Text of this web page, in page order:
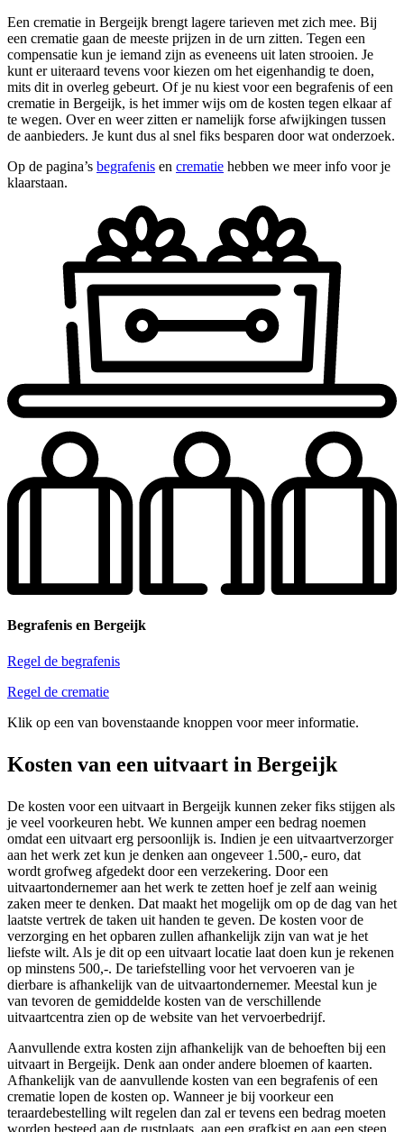
Een crematie in Bergeijk brengt lagere tarieven met zich mee. Bij
een crematie gaan de meeste prijzen in de urn zitten. Tegen een
compensatie kun je iemand zijn as eveneens uit laten strooien. Je
kunt er uiteraard tevens voor kiezen om het eigenhandig te doen,
mits dit in overleg gebeurt. Of je nu kiest voor een begrafenis of een
crematie in Bergeijk, is het immer wijs om de kosten tegen elkaar af
te wegen. Over en weer zitten er namelijk forse afwijkingen tussen
de aanbieders. Je kunt dus al snel fiks besparen door wat onderzoek.
Op de pagina’s begrafenis en crematie hebben we meer info voor je
klaarstaan.
Begrafenis en Bergeijk
Regel de begrafenis
Regel de crematie
Klik op een van bovenstaande knoppen voor meer informatie.
Kosten van een uitvaart in Bergeijk
De kosten voor een uitvaart in Bergeijk kunnen zeker fiks stijgen als
je veel voorkeuren hebt. We kunnen amper een bedrag noemen
omdat een uitvaart erg persoonlijk is. Indien je een uitvaartverzorger
aan het werk zet kun je denken aan ongeveer 1.500,- euro, dat
wordt grofweg afgedekt door een verzekering. Door een
uitvaartondernemer aan het werk te zetten hoef je zelf aan weinig
zaken meer te denken. Dat maakt het mogelijk om op de dag van het
laatste vertrek de taken uit handen te geven. De kosten voor de
verzorging en het opbaren zullen afhankelijk zijn van wat je het
liefste wilt. Als je dit op een uitvaart locatie laat doen kun je rekenen
op minstens 500,-. De tariefstelling voor het vervoeren van je
dierbare is afhankelijk van de uitvaartondernemer. Meestal kun je
van tevoren de gemiddelde kosten van de verschillende
uitvaartcentra zien op de website van het vervoerbedrijf.
Aanvullende extra kosten zijn afhankelijk van de behoeften bij een
uitvaart in Bergeijk. Denk aan onder andere bloemen of kaarten.
Afhankelijk van de aanvullende kosten van een begrafenis of een
crematie lopen de kosten op. Wanneer je bij voorkeur een
teraardebestelling wilt regelen dan zal er tevens een bedrag moeten
worden besteed aan de rustplaats, aan een grafkist en aan een steen.